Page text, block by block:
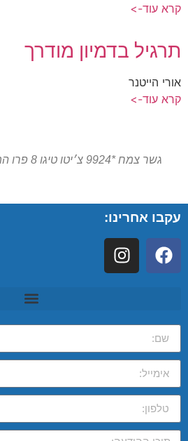
קרא עוד->
תרגיל בדמיון מודרך
אורי הייטנר
קרא עוד->
גשר צמח *9924 צ׳יטו טיגו 8 פרו המותג הסיני הגיע לצפון
עקבו אחרינו: